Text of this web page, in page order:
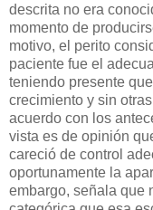
descrita no era
momento de
motivo, el perito
paciente fue el
teniendo presente
crecimiento y sin
acuerdo con los
vista es de opinión
careció de control
oportunamente la
embargo, señala que